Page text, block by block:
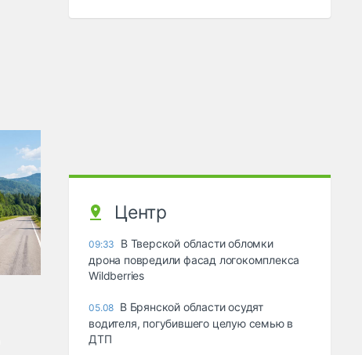
Центр
09:33
В Тверской области обломки
дрона повредили фасад логокомплекса
Wildberries
05.08 В Брянской области осудят
водителя, погубившего целую семью в
ДТП